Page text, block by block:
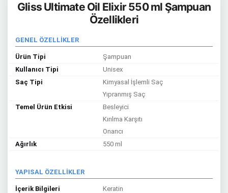
Gliss Ultimate Oil Elixir 550 ml Şampuan
Özellikleri
GENEL ÖZELLİKLER
Ürün Tipi
Şampuan
Kullanıcı Tipi
Unisex
Saç Tipi
Kimyasal İşlemli Saç
Yıpranmış Saç
Temel Ürün Etkisi
Besleyici
Kırılma Karşıtı
Onarıcı
Ağırlık
550 ml
YAPISAL ÖZELLİKLER
İçerik Bilgileri Keratin